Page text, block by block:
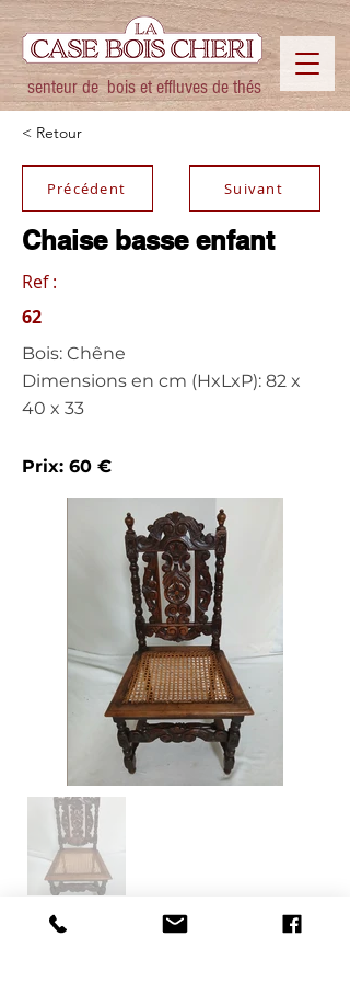
senteur de bois et effluves de thés
< Retour
Précédent Suivant
Chaise basse enfant
Ref :
62
Bois: Chêne
Dimensions en cm (HxLxP): 82 x
40 x 33
Prix: 60 €